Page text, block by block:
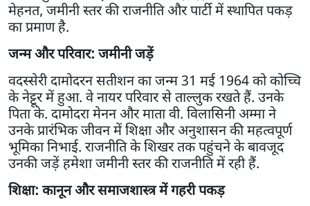
मेहनत, जमीनी स्तर की राजनीति और पार्टी में स्थापित पकड़
का प्रमाण है.
जन्म और परिवार: जमीनी जड़ें
वदस्सेरी दामोदरन सतीशन का जन्म 31 मई 1964 को कोच्चि
के नेट्टूर में हुआ. वे नायर परिवार से ताल्लुक रखते हैं. उनके
पिता के. दामोदरा मेनन और माता वी. विलासिनी अम्मा ने
उनके प्रारंभिक जीवन में शिक्षा और अनुशासन की महत्वपूर्ण
भूमिका निभाई. राजनीति के शिखर तक पहुंचने के बावजूद
उनकी जड़ें हमेशा जमीनी स्तर की राजनीति में रही हैं.
शिक्षा: कानून और समाजशास्त्र में गहरी पकड़